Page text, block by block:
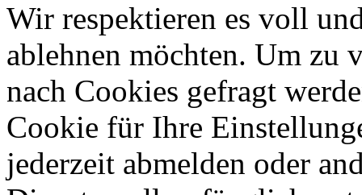
Wir respektieren es voll
ablehnen möchten. Um zu
nach Cookies gefragt
Cookie für Ihre
jederzeit abmelden oder